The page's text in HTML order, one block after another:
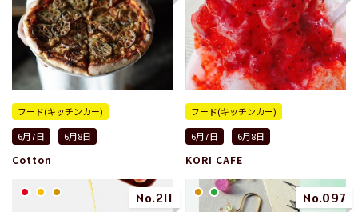
フード(キッチンカー)
6月7日
6月8日
Cotton
フード(キッチンカー)
6月7日
6月8日
KORI CAFE
No.211 No.097